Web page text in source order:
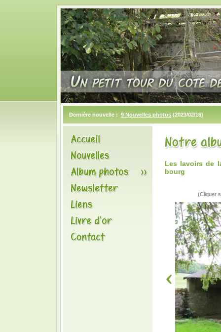
Dernière nouvelle : 9 Nouvelles photos (2023/02/16)
Les lavoirs de
bourg
(Cliquer